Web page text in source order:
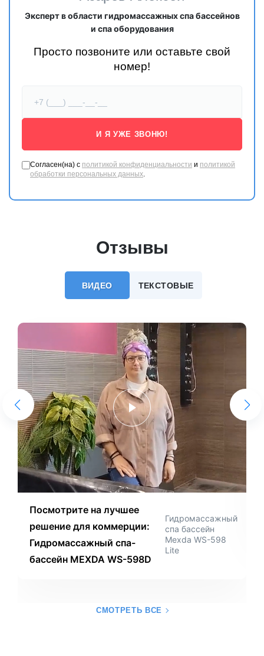
Эксперт в области гидромассажных спа бассейнов
и спа оборудования
Просто позвоните или оставьте свой
номер!
И Я УЖЕ ЗВОНЮ!
Согласен(на) с политикой конфиденциальности и политикой
обработки персональных данных.
Отзывы
ВИДЕО ТЕКСТОВЫЕ
Посмотрите на лучшее
решение для коммерции:
Гидромассажный спа-
бассейн MEXDA WS-598D
Гидромассажный
спа бассейн
Mexda WS-598
Lite
СМОТРЕТЬ ВСЕ